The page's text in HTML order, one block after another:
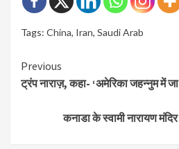
Tags: China, Iran, Saudi Arab
Continue
Reading
Previous
ट्रंप नाराज़, कहा- ‘अमेरिका जहन्नुम में
कनाडा के स्वामी नारायण मंदिर